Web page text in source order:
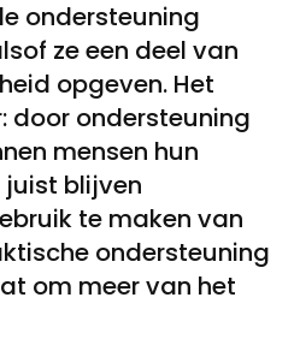
ondersteuning
ze een deel van
opgeven. Het
door ondersteuning
mensen hun
blijven
te maken van
ondersteuning
om meer van het